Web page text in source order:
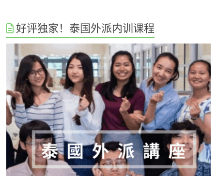
好评独家！泰国外派内训课程